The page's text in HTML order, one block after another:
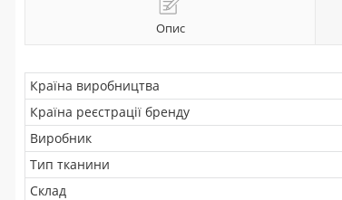
Опис
Країна виробництва
Країна реєстрації бренду
Виробник
Тип тканини
Склад